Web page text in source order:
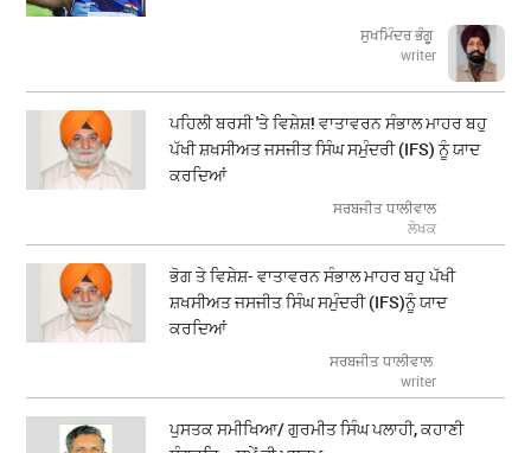
ਸੁਖਮਿੰਦਰ ਭੰਗੂ
writer
ਪਹਿਲੀ ਬਰਸੀ 'ਤੇ ਵਿਸ਼ੇਸ਼! ਵਾਤਾਵਰਨ ਸੰਭਾਲ ਮਾਹਰ ਬਹੁ
ਪੱਖੀ ਸ਼ਖਸੀਅਤ ਜਸਜੀਤ ਸਿੰਘ ਸਮੁੰਦਰੀ (IFS) ਨੂੰ ਯਾਦ
ਕਰਦਿਆਂ
ਸਰਬਜੀਤ ਧਾਲੀਵਾਲ
ਲੇਖਕ
ਭੋਗ ਤੇ ਵਿਸ਼ੇਸ਼- ਵਾਤਾਵਰਨ ਸੰਭਾਲ ਮਾਹਰ ਬਹੁ ਪੱਖੀ
ਸ਼ਖਸੀਅਤ ਜਸਜੀਤ ਸਿੰਘ ਸਮੁੰਦਰੀ (IFS)ਨੂੰ ਯਾਦ
ਕਰਦਿਆਂ
ਸਰਬਜੀਤ ਧਾਲੀਵਾਲ
writer
ਪੁਸਤਕ ਸਮੀਖਿਆ/ ਗੁਰਮੀਤ ਸਿੰਘ ਪਲਾਹੀ, ਕਹਾਣੀ